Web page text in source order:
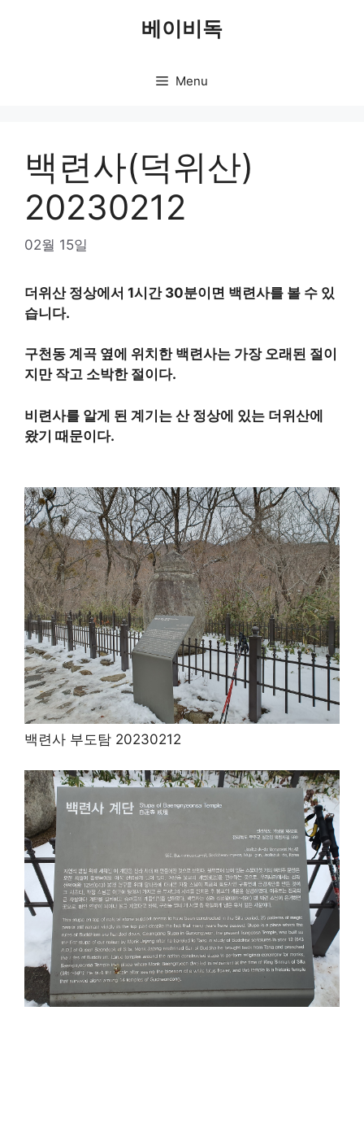
베이비독
Menu
백련사(덕위산)
20230212
02월 15일
더위산 정상에서 1시간 30분이면 백련사를 볼 수 있
습니다.
구천동 계곡 옆에 위치한 백련사는 가장 오래된 절이
지만 작고 소박한 절이다.
비련사를 알게 ​​된 계기는 산 정상에 있는 더위산에
왔기 때문이다.
백련사 부도탐 20230212